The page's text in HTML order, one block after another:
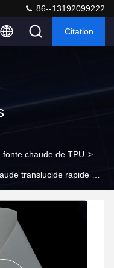
86--13192099222
Citation
fonte chaude de TPU >
translucide rapide du